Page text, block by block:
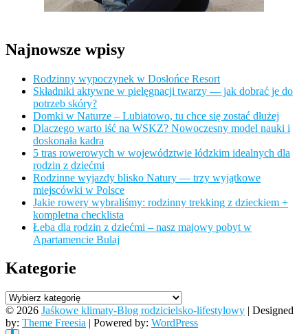
Najnowsze wpisy
Rodzinny wypoczynek w Dosłońce Resort
Składniki aktywne w pielęgnacji twarzy — jak dobrać je do
potrzeb skóry?
Domki w Naturze – Lubiatowo, tu chce się zostać dłużej
Dlaczego warto iść na WSKZ? Nowoczesny model nauki i
doskonała kadra
5 tras rowerowych w województwie łódzkim idealnych dla
rodzin z dziećmi
Rodzinne wyjazdy blisko Natury — trzy wyjątkowe
miejscówki w Polsce
Jakie rowery wybraliśmy: rodzinny trekking z dzieckiem +
kompletna checklista
Łeba dla rodzin z dziećmi – nasz majowy pobyt w
Apartamencie Bulaj
Kategorie
Kategorie
© 2026 Jaśkowe klimaty-Blog rodzicielsko-lifestylowy | Designed
by: Theme Freesia | Powered by: WordPress